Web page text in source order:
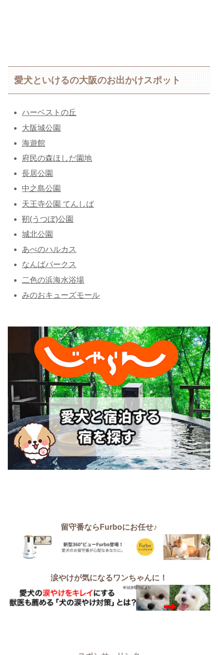
愛犬といけるの大阪のお出かけスポット
ハーベストの丘
大阪城公園
海遊館
府民の森ほしだ園地
長居公園
中之島公園
天王寺公園 てんしば
靭(うつぼ)公園
城北公園
あべのハルカス
なんばパークス
二色の浜海水浴場
みのおキューズモール
留守番ならFurboにお任せ♪
涙やけが気になるワンちゃんに！